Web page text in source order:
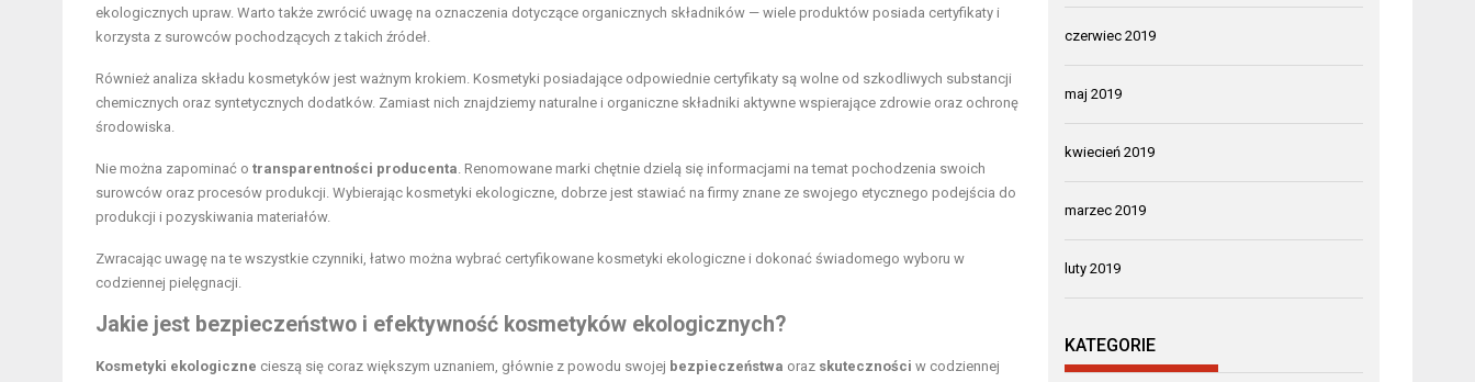
ekologicznych upraw. Warto także zwrócić uwagę na oznaczenia dotyczące organicznych składników — wiele produktów posiada certyfikaty i
korzysta z surowców pochodzących z takich źródeł.
Również analiza składu kosmetyków jest ważnym krokiem. Kosmetyki posiadające odpowiednie certyfikaty są wolne od szkodliwych substancji
chemicznych oraz syntetycznych dodatków. Zamiast nich znajdziemy naturalne i organiczne składniki aktywne wspierające zdrowie oraz ochronę
środowiska.
Nie można zapominać o transparentności producenta . Renomowane marki chętnie dzielą się informacjami na temat pochodzenia swoich
surowców oraz procesów produkcji. Wybierając kosmetyki ekologiczne, dobrze jest stawiać na firmy znane ze swojego etycznego podejścia do
produkcji i pozyskiwania materiałów.
Zwracając uwagę na te wszystkie czynniki, łatwo można wybrać certyfikowane kosmetyki ekologiczne i dokonać świadomego wyboru w
codziennej pielęgnacji.
Jakie jest bezpieczeństwo i efektywność kosmetyków ekologicznych?
Kosmetyki ekologiczne cieszą się coraz większym uznaniem, głównie z powodu swojej bezpieczeństwa oraz skuteczności w codziennej
czerwiec 2019
maj 2019
kwiecień 2019
marzec 2019
luty 2019
KATEGORIE